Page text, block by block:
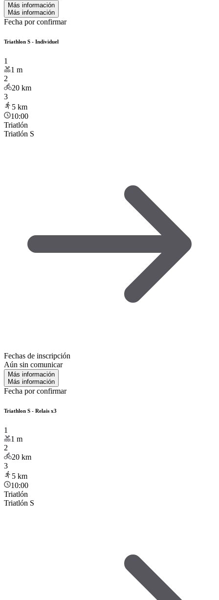
Más información
Más información
Fecha por confirmar
Triathlon S - Individuel
1
1 m
2
20 km
3
5 km
10:00
Triatlón
Triatlón S
Fechas de inscripción
Aún sin comunicar
Más información
Más información
Fecha por confirmar
Triathlon S - Relais x3
1
1 m
2
20 km
3
5 km
10:00
Triatlón
Triatlón S